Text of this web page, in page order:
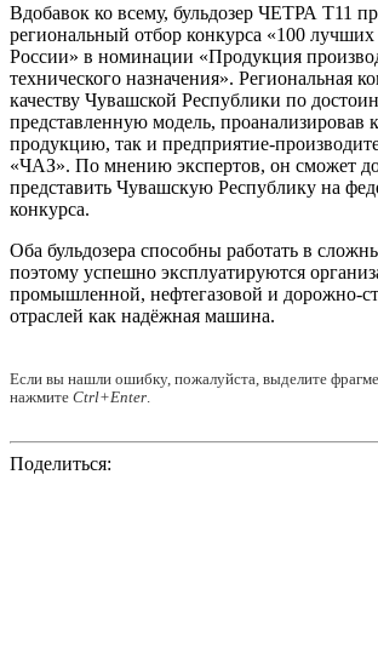
Вдобавок ко всему, бульдозер ЧЕТРА Т11
региональный отбор конкурса «100 лучших
России» в номинации «Продукция
технического назначения». Региональная
качеству Чувашской Республики по
представленную модель, проанализировав
продукцию, так и предприятие-
«ЧАЗ». По мнению экспертов, он сможет
представить Чувашскую Республику на
конкурса.
Оба бульдозера способны работать в
поэтому успешно эксплуатируются
промышленной, нефтегазовой и дорожно-
отраслей как надёжная машина.
Если вы нашли ошибку, пожалуйста, выделите
нажмите Ctrl+Enter
Поделиться: